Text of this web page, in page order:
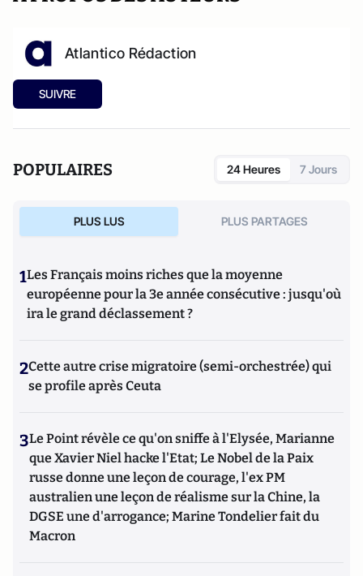
Atlantico Rédaction
SUIVRE
POPULAIRES 24 Heures 7 Jours
PLUS LUS PLUS PARTAGES
1Les Français moins riches que la moyenne
européenne pour la 3e année consécutive : jusqu'où
ira le grand déclassement ?
2Cette autre crise migratoire (semi-orchestrée) qui
se profile après Ceuta
3Le Point révèle ce qu'on sniffe à l'Elysée, Marianne
que Xavier Niel hacke l'Etat; Le Nobel de la Paix
russe donne une leçon de courage, l'ex PM
australien une leçon de réalisme sur la Chine, la
DGSE une d'arrogance; Marine Tondelier fait du
Macron